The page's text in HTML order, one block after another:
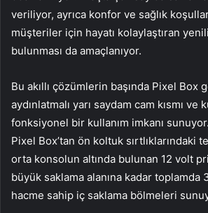
veriliyor, ayrıca konfor ve sağlık
müşteriler için hayatı kolaylaştıran
bulunması da amaçlanıyor.
Bu akıllı çözümlerin başında Pixel Box
aydınlatmalı yarı saydam cam kısmı ve
fonksiyonel bir kullanım imkanı
Pixel Box’tan ön koltuk sırtlıklarındaki
orta konsolun altında bulunan 12 volt
büyük saklama alanına kadar toplamda
hacme sahip iç saklama bölmeleri